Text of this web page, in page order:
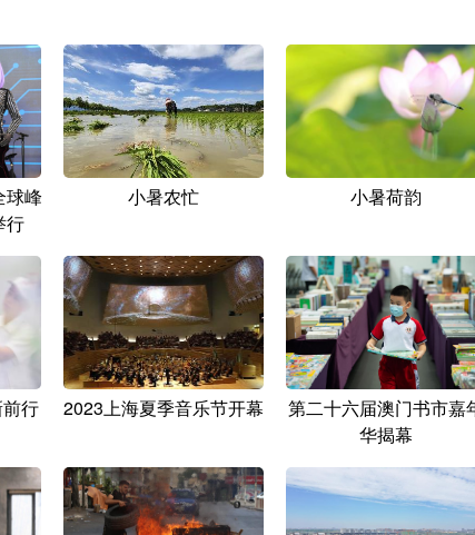
球峰
行
小暑农忙 小暑荷韵
行
2023上海夏季音乐节开幕
第二十六届澳门书市嘉
华揭幕